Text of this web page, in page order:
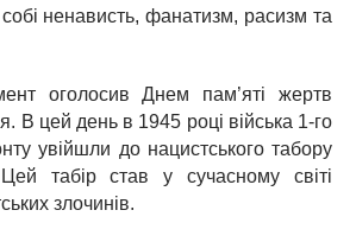
ненависть, фанатизм, расизм та
оголосив Днем пам’яті жертв
В цей день в 1945 році війська 1-го
увійшли до нацистського табору
табір став у сучасному світі
злочинів.